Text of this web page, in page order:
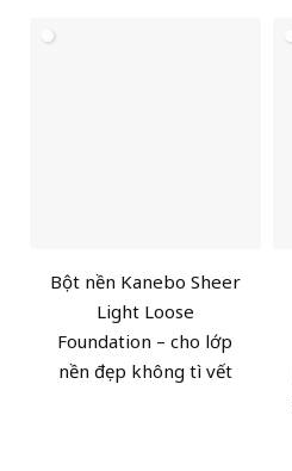
Bột nền Kanebo Sheer
Light Loose
Foundation – cho lớp
nền đẹp không tì vết